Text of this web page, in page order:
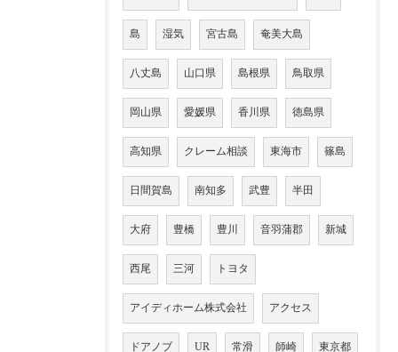
島 湿気 宮古島 奄美大島
八丈島 山口県 島根県 鳥取県
岡山県 愛媛県 香川県 徳島県
高知県 クレーム相談 東海市 篠島
日間賀島 南知多 武豊 半田
大府 豊橋 豊川 音羽蒲郡 新城
西尾 三河 トヨタ
アイディホーム株式会社 アクセス
ドアノブ UR 常滑 師崎 東京都